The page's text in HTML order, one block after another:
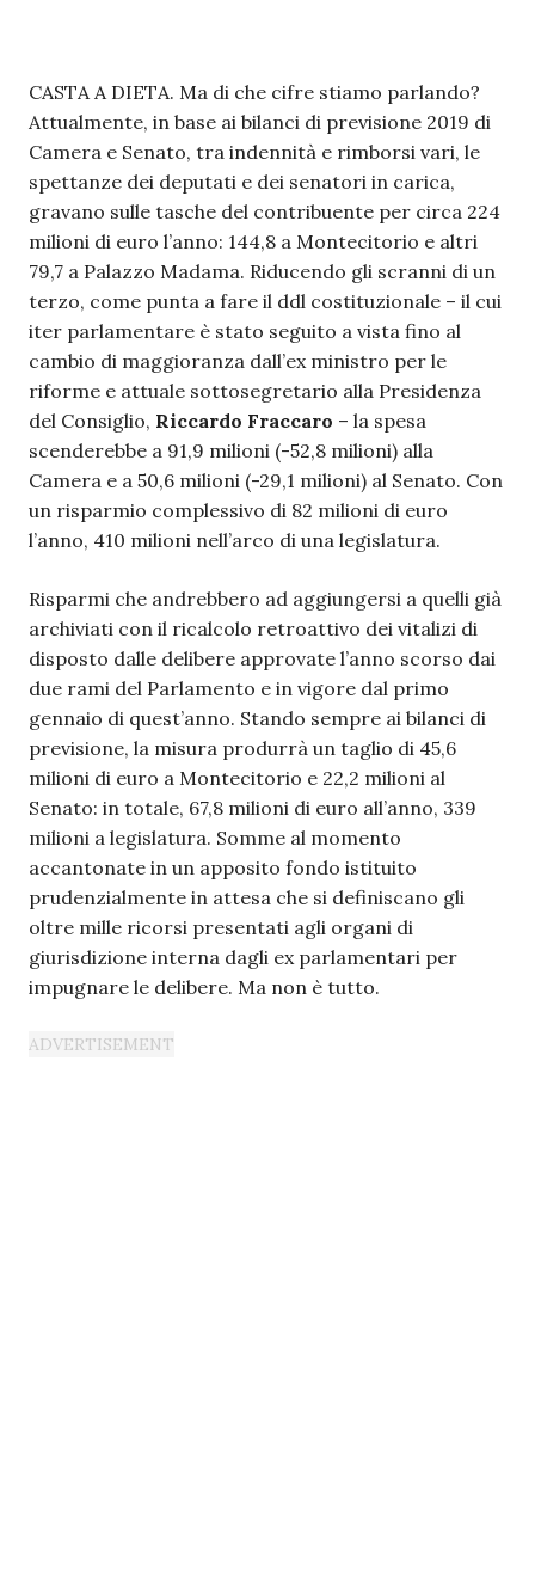
CASTA A DIETA. Ma di che cifre stiamo parlando?
Attualmente, in base ai bilanci di previsione 2019 di
Camera e Senato, tra indennità e rimborsi vari, le
spettanze dei deputati e dei senatori in carica,
gravano sulle tasche del contribuente per circa 224
milioni di euro l’anno: 144,8 a Montecitorio e altri
79,7 a Palazzo Madama. Riducendo gli scranni di un
terzo, come punta a fare il ddl costituzionale – il cui
iter parlamentare è stato seguito a vista fino al
cambio di maggioranza dall’ex ministro per le
riforme e attuale sottosegretario alla Presidenza
del Consiglio, Riccardo Fraccaro – la spesa
scenderebbe a 91,9 milioni (-52,8 milioni) alla
Camera e a 50,6 milioni (-29,1 milioni) al Senato. Con
un risparmio complessivo di 82 milioni di euro
l’anno, 410 milioni nell’arco di una legislatura.
Risparmi che andrebbero ad aggiungersi a quelli già
archiviati con il ricalcolo retroattivo dei vitalizi di
disposto dalle delibere approvate l’anno scorso dai
due rami del Parlamento e in vigore dal primo
gennaio di quest’anno. Stando sempre ai bilanci di
previsione, la misura produrrà un taglio di 45,6
milioni di euro a Montecitorio e 22,2 milioni al
Senato: in totale, 67,8 milioni di euro all’anno, 339
milioni a legislatura. Somme al momento
accantonate in un apposito fondo istituito
prudenzialmente in attesa che si definiscano gli
oltre mille ricorsi presentati agli organi di
giurisdizione interna dagli ex parlamentari per
impugnare le delibere. Ma non è tutto.